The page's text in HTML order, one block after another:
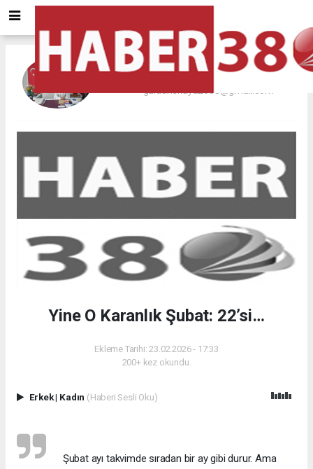
GÜLDANE KAYA
Yine O Karanlık Şubat: 22’si…
Ekleme Tarihi: 23.02.2026 - 17:33
200+ kez okundu.
Erkek| Kadın (Haberi Sesli Oku)
Şubat ayı takvimde sıradan bir ay gibi durur. Ama